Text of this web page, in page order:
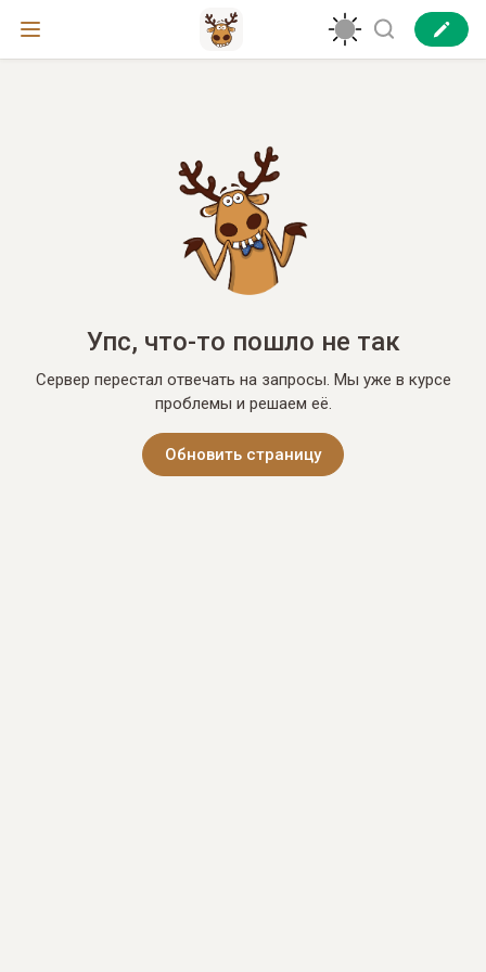
Упс, что-то пошло не так
Сервер перестал отвечать на запросы. Мы уже в курсе
проблемы и решаем её.
Обновить страницу